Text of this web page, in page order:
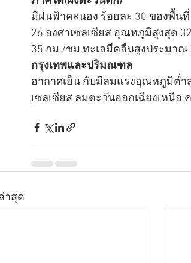
มีฝนฟ้าคะนอง ร้อยละ 30 ของพื้
26 องศาเซลเซียส อุณหภูมิสูงสุด
35 กม./ชม.ทะเลมีคลื่นสูงประมาณ
กรุงเทพและปริมณฑล
อากาศเย็น กับมีลมแรงอุณหภูมิต่ำสุ
เซลเซียส ลมตะวันออกเฉียงเหนือ
าสุด